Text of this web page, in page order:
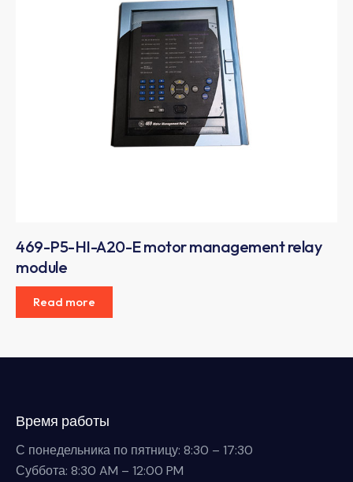
469-P5-HI-A20-E motor management relay
module
Read more
Время работы
С понедельника по пятницу: 8:30 – 17:30
Суббота: 8:30 AM – 12:00 PM